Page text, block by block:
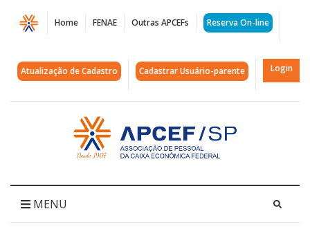
Página
Inauguração
do
Conviver
Home FENAE Outras APCEFs Reserva On-line
Atualização de Cadastro Cadastrar Usuário-parente Login
Acessar
página
inicial
MENU